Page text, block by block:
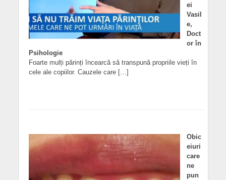
ei
Vasil
e,
Doct
or în
Psihologie
Foarte mulți părinți încearcă să transpună propriile vieți în
cele ale copiilor. Cauzele care […]
Obic
eiuri
care
ne
pun